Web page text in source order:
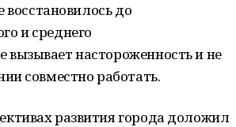
восстановилось до
и среднего
настороженность и не
совместно работать.
развития города доложил